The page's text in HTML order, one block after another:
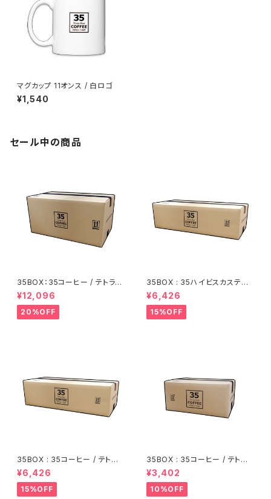
マグカップ 11オンス / 白ロゴ
¥1,540
セール中の商品
35BOX：35コーヒー / テトラバ
ッグ【140包】
¥12,096
20%OFF
35BOX : 35ハイビスカスティ /
テトラバッグ【70包】
¥6,426
15%OFF
35BOX : 35コーヒー / テトラ
バッグ【70包】
¥6,426
15%OFF
35BOX : 35コーヒー / テトラ
バッグ【35包】
¥3,402
10%OFF